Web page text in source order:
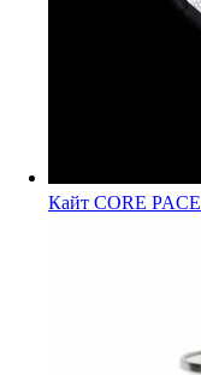
Кайт CORE PACE